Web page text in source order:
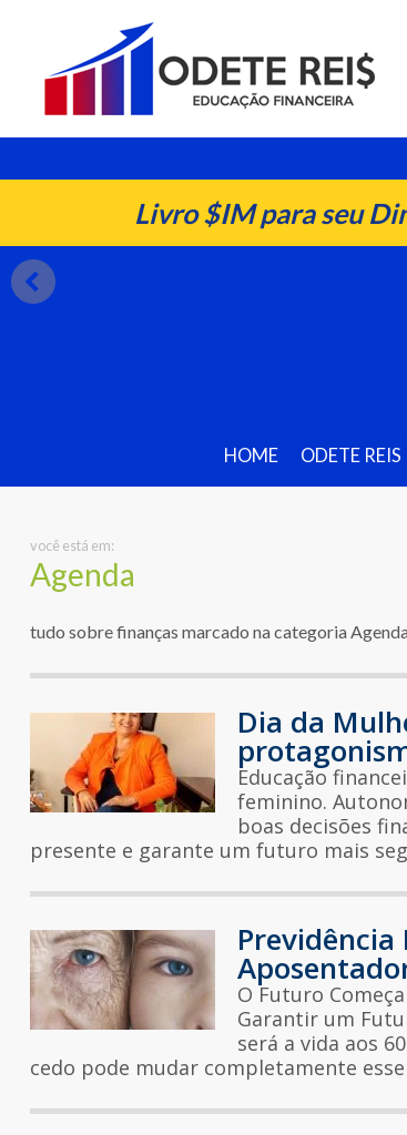
Livro $IM para seu
HOME ODETE REIS
você está em:
Agenda
tudo sobre finanças marcado na categoria Agenda
Dia da
Educação
feminino.
boas decisões
presente e garante um futuro mais
O Futuro
Garantir um
será a vida aos
cedo pode mudar completamente